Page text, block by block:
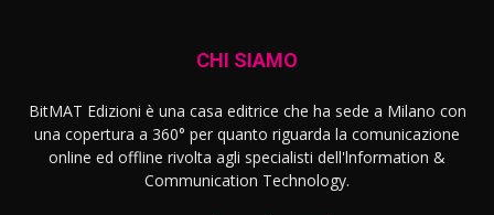
CHI SIAMO
BitMAT Edizioni è una casa editrice che ha sede a Milano con
una copertura a 360° per quanto riguarda la comunicazione
online ed offline rivolta agli specialisti dell'lnformation &
Communication Technology.